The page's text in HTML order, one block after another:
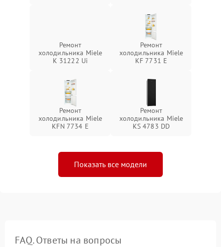
Ремонт
холодильника Miele
K 31222 Ui
Ремонт
холодильника Miele
KF 7731 E
Ремонт
холодильника Miele
KFN 7734 E
Ремонт
холодильника Miele
KS 4783 DD
Показать все модели
FAQ. Ответы на вопросы